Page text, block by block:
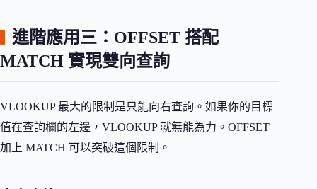
進階應用三：OFFSET 搭配
MATCH 實現雙向查詢
VLOOKUP 最大的限制是只能向右查詢。如果你的目標
值在查詢欄的左邊，VLOOKUP 就無能為力。OFFSET
加上 MATCH 可以突破這個限制。